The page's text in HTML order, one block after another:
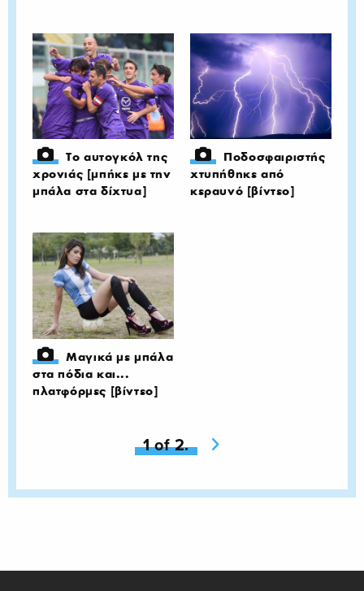
Το αυτογκόλ της
χρονιάς [μπήκε με την
μπάλα στα δίχτυα]
Ποδοσφαιριστής
χτυπήθηκε από
κεραυνό [βίντεο]
Μαγικά με μπάλα
στα πόδια και...
πλατφόρμες [βίντεο]
You're on page
1 of 2. Next page